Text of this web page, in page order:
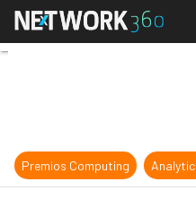
Premios Computing